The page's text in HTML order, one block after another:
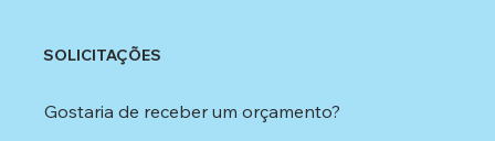
Gostaria de receber um orçamento?
SOLICITAÇÕES